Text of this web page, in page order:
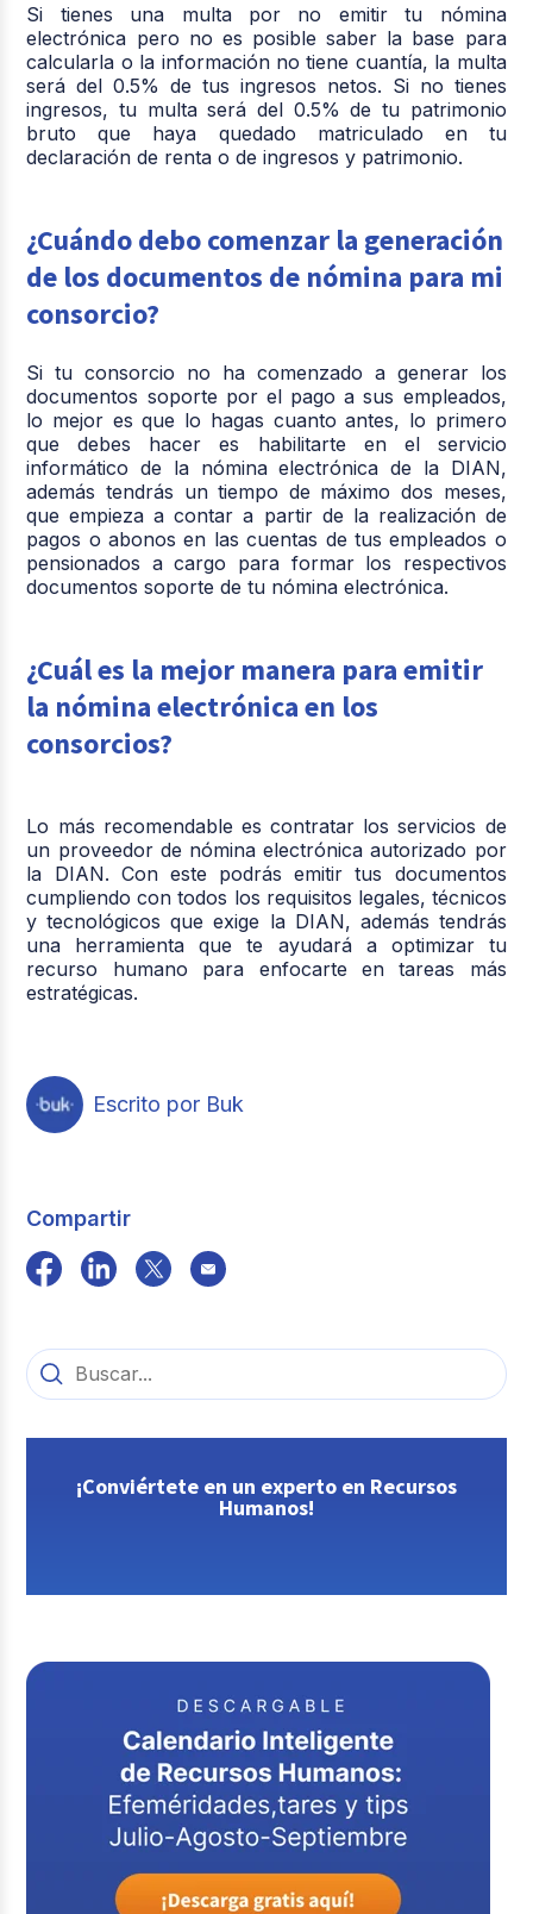
Si tienes una multa por no emitir tu nómina
electrónica pero no es posible saber la base para
calcularla o la información no tiene cuantía, la multa
será del 0.5% de tus ingresos netos. Si no tienes
ingresos, tu multa será del 0.5% de tu patrimonio
bruto que haya quedado matriculado en tu
declaración de renta o de ingresos y patrimonio.
¿Cuándo debo comenzar la generación
de los documentos de nómina para mi
consorcio?
Si tu consorcio no ha comenzado a generar los
documentos soporte por el pago a sus empleados,
lo mejor es que lo hagas cuanto antes, lo primero
que debes hacer es habilitarte en el servicio
informático de la nómina electrónica de la DIAN,
además tendrás un tiempo de máximo dos meses,
que empieza a contar a partir de la realización de
pagos o abonos en las cuentas de tus empleados o
pensionados a cargo para formar los respectivos
documentos soporte de tu nómina electrónica.
¿Cuál es la mejor manera para emitir
la nómina electrónica en los
consorcios?
Lo más recomendable es contratar los servicios de
un proveedor de nómina electrónica autorizado por
la DIAN. Con este podrás emitir tus documentos
cumpliendo con todos los requisitos legales, técnicos
y tecnológicos que exige la DIAN, además tendrás
una herramienta que te ayudará a optimizar tu
recurso humano para enfocarte en tareas más
estratégicas.
Escrito por Buk
Compartir
¡Conviértete en un experto en Recursos
Humanos!